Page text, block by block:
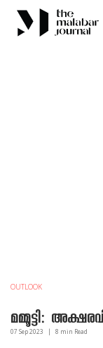
OUTLOOK
മമ്മൂട്ടി:
07 Sep 2023 8 min Read